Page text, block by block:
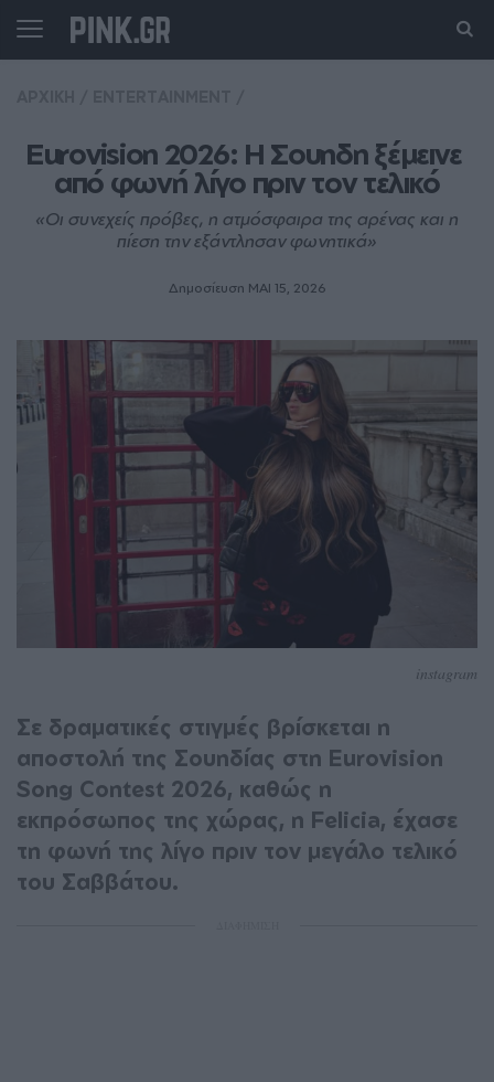
Eurovision 2026: Η Σουηδη ξέμεινε
από φωνή λίγο πριν τον τελικό
«Οι συνεχείς πρόβες, η ατμόσφαιρα της αρένας και η
πίεση την εξάντλησαν φωνητικά»
Δημοσίευση ΜΑΙ 15, 2026
instagram
Σε δραματικές στιγμές βρίσκεται η
αποστολή της Σουηδίας στη Eurovision
Song Contest 2026, καθώς η
εκπρόσωπος της χώρας, η Felicia, έχασε
τη φωνή της λίγο πριν τον μεγάλο τελικό
του Σαββάτου.